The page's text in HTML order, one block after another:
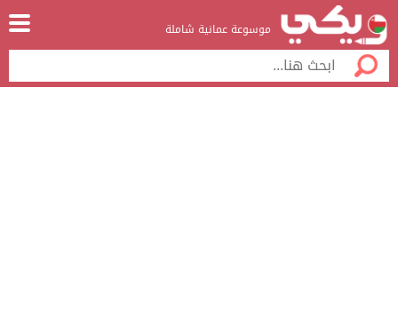
موسوعة عمانية شاملة